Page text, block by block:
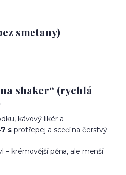
smetany)
shaker“ (rychlá
kávový likér a
s protřepej a sceď na čerstvý
– krémovější pěna, ale menší